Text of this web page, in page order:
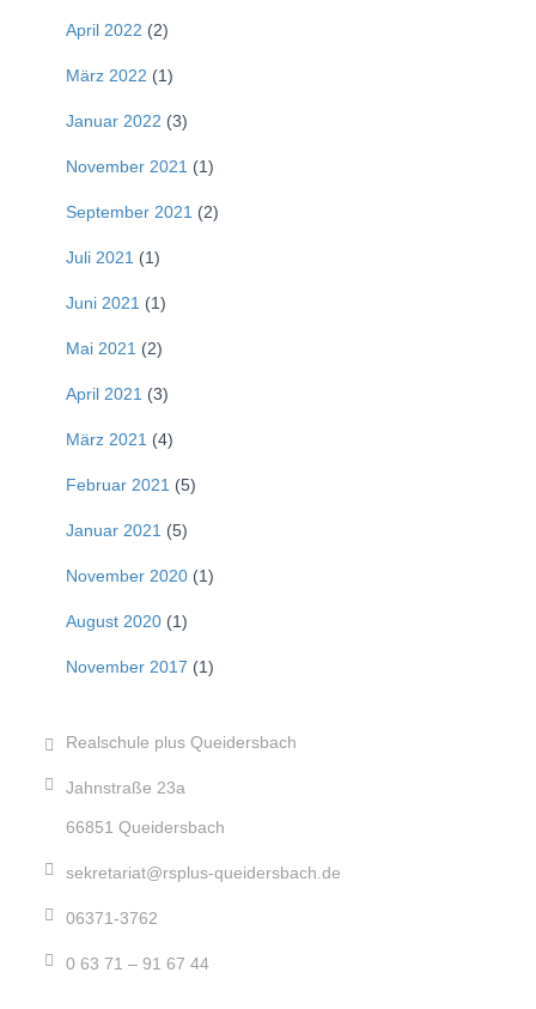
April 2022 (2)
März 2022 (1)
Januar 2022 (3)
November 2021 (1)
September 2021 (2)
Juli 2021 (1)
Juni 2021 (1)
Mai 2021 (2)
April 2021 (3)
März 2021 (4)
Februar 2021 (5)
Januar 2021 (5)
November 2020 (1)
August 2020 (1)
November 2017 (1)
Realschule plus Queidersbach
Jahnstraße 23a
66851 Queidersbach
sekretariat@rsplus-queidersbach.de
06371-3762
0 63 71 – 91 67 44